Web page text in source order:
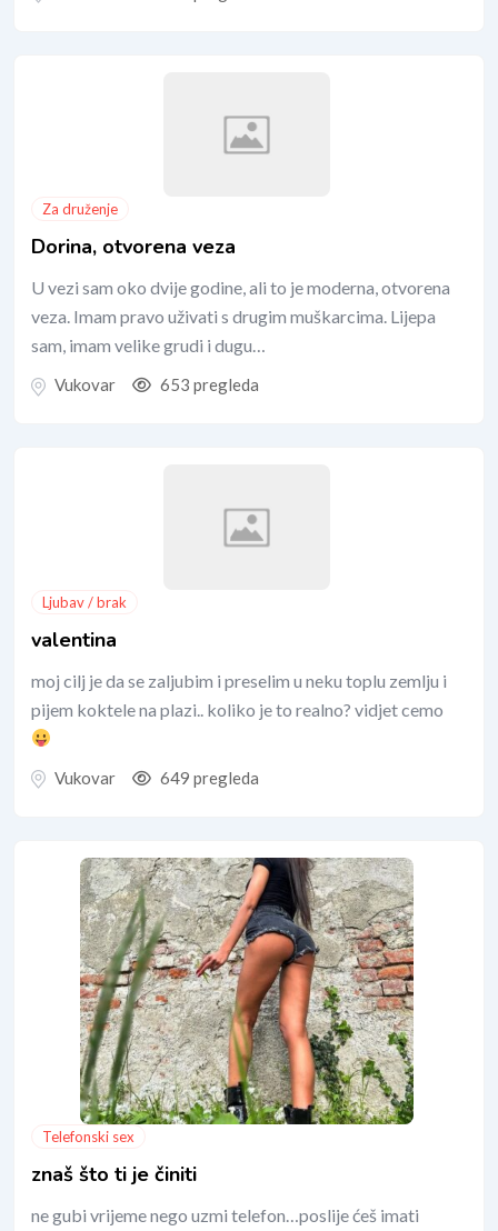
Za druženje
Dorina, otvorena veza
U vezi sam oko dvije godine, ali to je moderna, otvorena
veza. Imam pravo uživati s drugim muškarcima. Lijepa
sam, imam velike grudi i dugu…
Vukovar 653 pregleda
Ljubav / brak
valentina
moj cilj je da se zaljubim i preselim u neku toplu zemlju i
pijem koktele na plazi.. koliko je to realno? vidjet cemo
Vukovar 649 pregleda
Telefonski sex
znaš što ti je činiti
ne gubi vrijeme nego uzmi telefon…poslije ćeš imati